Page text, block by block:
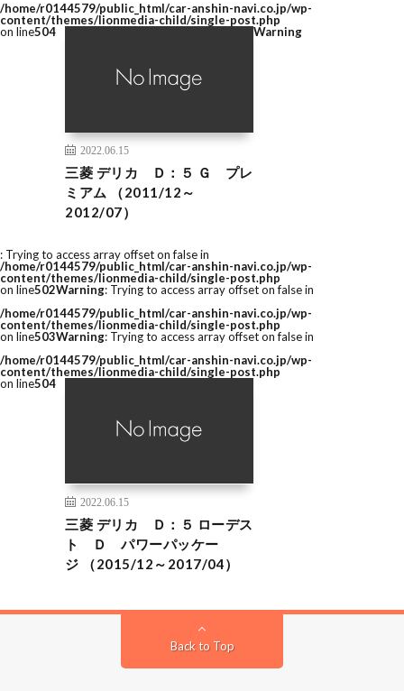
/home/r0144579/public_html/car-anshin-navi.co.jp/wp-
content/themes/lionmedia-child/single-post.php
on line504
2022.06.15
三菱 デリカ Ｄ：５ Ｇ プレ
ミアム （2011/12～
2012/07）
Warning
: Trying to access array offset on false in
/home/r0144579/public_html/car-anshin-navi.co.jp/wp-
content/themes/lionmedia-child/single-post.php
on line502Warning: Trying to access array offset on false in
/home/r0144579/public_html/car-anshin-navi.co.jp/wp-
content/themes/lionmedia-child/single-post.php
on line503Warning: Trying to access array offset on false in
/home/r0144579/public_html/car-anshin-navi.co.jp/wp-
content/themes/lionmedia-child/single-post.php
on line504
2022.06.15
三菱 デリカ Ｄ：５ ローデス
ト Ｄ パワーパッケー
ジ （2015/12～2017/04）
Back to Top